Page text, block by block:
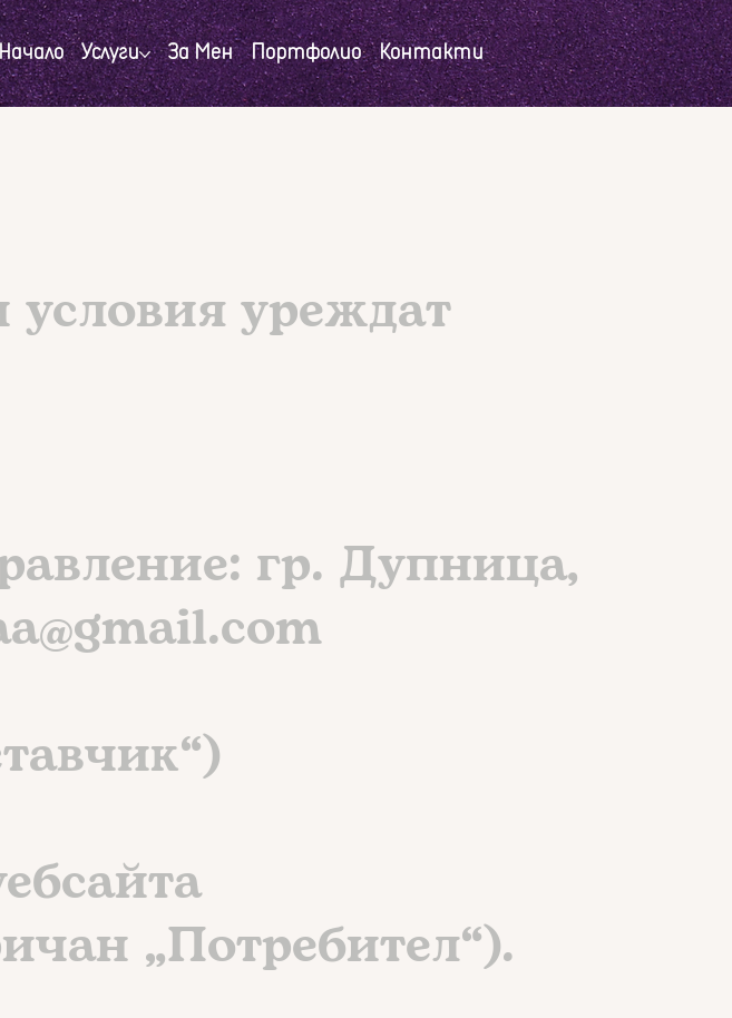
Услуги За Мен Портфолио Контакти
уреждат
гр. Дупница,
„Потребител“).